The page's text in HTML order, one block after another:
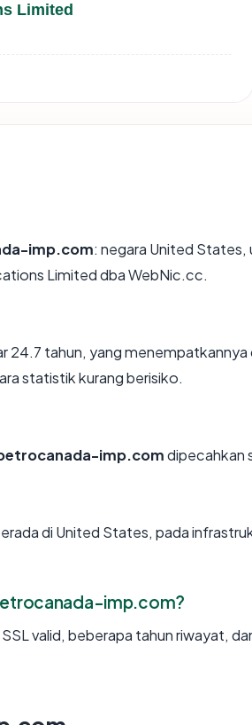
Limited
imp.com: negara United States,
Limited dba WebNic.cc.
24.7 tahun, yang
statistik kurang berisiko.
imp.comdipecahkan
di United States, pada
imp.com?
valid, beberapa tahun riwayat,